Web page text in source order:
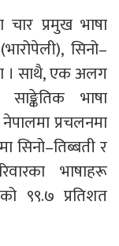
प्रमुख भाषा
सिनो–
। साथै, एक अलग
भाषा
नेपालमा प्रचलनमा
र
भाषाहरू
९९.७ प्रतिशत